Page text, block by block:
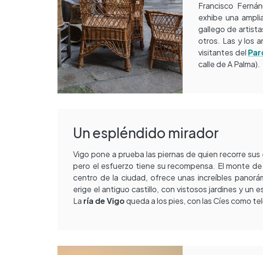
Francisco
exhibe una
gallego de
otros. Las y los
visitantes del
calle de A Palma).
Un espléndido mirador
Vigo pone a prueba las piernas de quien recorre
pero el esfuerzo tiene su recompensa. El monte
centro de la ciudad, ofrece unas increíbles
erige el antiguo castillo, con vistosos jardines y un
La ría de Vigoqueda a los pies, con las Cíes como